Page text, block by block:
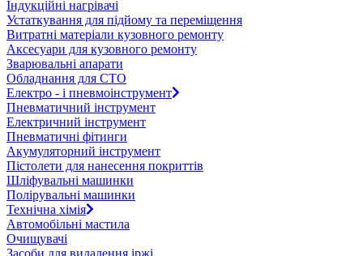
Індукційні нагрівачі
Устаткування для підйому та переміщення
Витратні матеріали кузовного ремонту
Аксесуари для кузовного ремонту
Зварювальні апарати
Обладнання для СТО
Електро - і пневмоінструмент
Пневматичний інструмент
Електричний інструмент
Пневматичні фітинги
Акумуляторний інструмент
Пістолети для нанесення покриттів
Шліфувальні машинки
Полірувальні машинки
Технічна хімія
Автомобільні мастила
Очищувачі
Засоби для видалення іржі